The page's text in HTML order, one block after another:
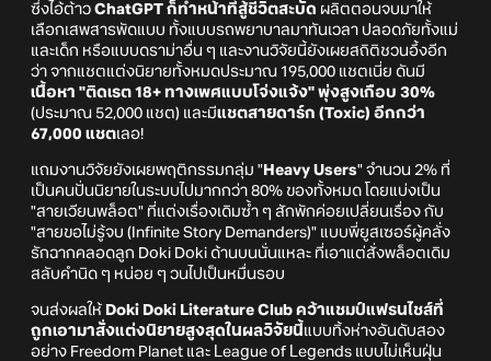
ซึ่งไอ้ต้าว ChatGPT ก็ทำหน้าที่สู้ชีวิตสะบัด ผลิตตอนจบมาให้
เลือกเสพสารพัดแบบ ทั้งแบบรถพยาบาลมาทันเวลา ปลอดภัยทั้งแม่
และเด็ก หรือแบบดราม่าอื่น ๆ และงานวิจัยนี้ยังเผยสถิติชวนอึ้งอีก
ว่า จากแชตแต่งนิยายทั้งหมดประมาณ 195,000 แชตเนี่ย ดันมี
เนื้อหา "ติดเรต 18+ ทางเพศแบบโจ่งแจ้ง" พุ่งสูงเกือบ 30%
(ประมาณ 52,000 แชต) และมีแชตสายดาร์ก (Toxic) อีกกว่า
67,000 แชตเลอ!
แถมงานวิจัยยังเผยพฤติกรรมกลุ่ม " Heavy Users" จำนวน 2% ที่
เป็นคนปั่นนิยายในระบบไปมากกว่า 80% ของทั้งหมด โดยแบ่งเป็น
"สายเวียนพล็อต" ที่แต่งเรื่องเดิมซ้ำ ๆ สักพักค่อยเปลี่ยนเรื่อง กับ
"สายขอไม่รู้จบ (Infinite Story Demanders)" แบบพี่ยูสเซอร์ผู้คลั่ง
รักฉากคลอดลูก Doki Doki ด้านบนนั่นแหละ ที่เอาแต่สั่งพล็อตเดิม
สลับคำนิด ๆ หน่อย ๆ วนไปเป็นหมื่นรอบ
จนส่งผลให้ Doki Doki Literature Club คว้าแชมป์แฟรนไชส์ที่
ถูกเอามาสั่งแต่งนิยายสูงสุดในผลวิจัยนี้แบบทิ้งห่างอันดับสอง
อย่าง Freedom Planet และ League of Legends แบบไม่เห็นฝุ่น